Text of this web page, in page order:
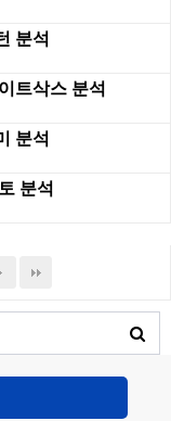
분석
트삭스 분석
분석
분석